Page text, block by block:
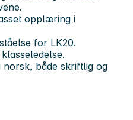
opplæring i
for LK20.
norsk, både skriftlig og